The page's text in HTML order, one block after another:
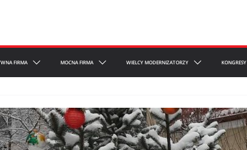
FIRMA MOCNA FIRMA WIELCY MODERNIZATORZY KONGRESY